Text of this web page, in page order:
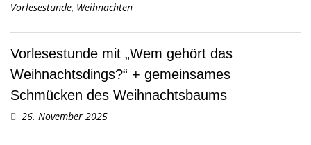
Vorlesestunde, Weihnachten
Vorlesestunde mit „Wem gehört das
Weihnachtsdings?“ + gemeinsames
Schmücken des Weihnachtsbaums
26. November 2025